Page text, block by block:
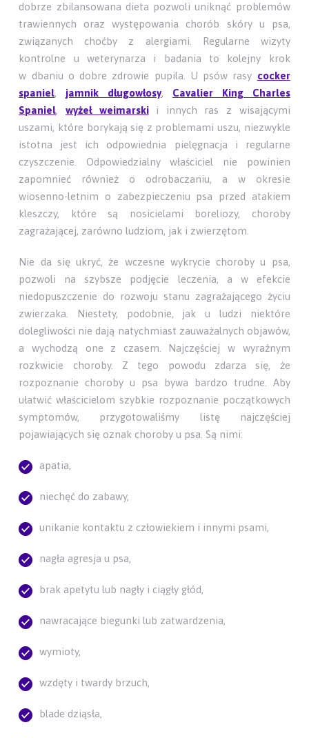
dobrze zbilansowana dieta pozwoli uniknąć problemów
trawiennych oraz występowania chorób skóry u psa,
związanych choćby z alergiami. Regularne wizyty
kontrolne u weterynarza i badania to kolejny krok
w dbaniu o dobre zdrowie pupila. U psów rasy cocker
spaniel, jamnik długowłosy, Cavalier King Charles
Spaniel, wyżeł weimarskii innych ras z wisającymi
uszami, które borykają się z problemami uszu, niezwykle
istotna jest ich odpowiednia pielęgnacja i regularne
czyszczenie. Odpowiedzialny właściciel nie powinien
zapomnieć również o odrobaczaniu, a w okresie
wiosenno-letnim o zabezpieczeniu psa przed atakiem
kleszczy, które są nosicielami boreliozy, choroby
zagrażającej, zarówno ludziom, jak i zwierzętom.
Nie da się ukryć, że wczesne wykrycie choroby u psa,
pozwoli na szybsze podjęcie leczenia, a w efekcie
niedopuszczenie do rozwoju stanu zagrażającego życiu
zwierzaka. Niestety, podobnie, jak u ludzi niektóre
dolegliwości nie dają natychmiast zauważalnych objawów,
a wychodzą one z czasem. Najczęściej w wyraźnym
rozkwicie choroby. Z tego powodu zdarza się, że
rozpoznanie choroby u psa bywa bardzo trudne. Aby
ułatwić właścicielom szybkie rozpoznanie początkowych
symptomów, przygotowaliśmy listę najczęściej
pojawiających się oznak choroby u psa. Są nimi:
apatia,
niechęć do zabawy,
unikanie kontaktu z człowiekiem i innymi psami,
nagła agresja u psa,
brak apetytu lub nagły i ciągły głód,
nawracające biegunki lub zatwardzenia,
wymioty,
wzdęty i twardy brzuch,
blade dziąsła,